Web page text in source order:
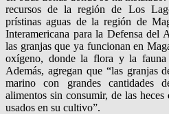
recursos de la región de Los
prístinas aguas de la región de
Interamericana para la Defensa del
las granjas que ya funcionan en
oxígeno, donde la flora y la fauna
Además, agregan que “las granjas
marino con grandes cantidades
alimentos sin consumir, de las
usados en su cultivo”.